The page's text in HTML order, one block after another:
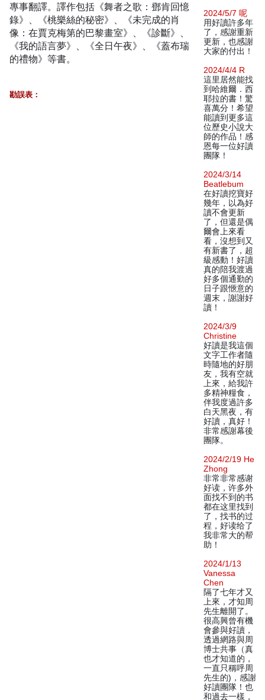
專事翻譯。譯作包括《舞者之歌：鄧肯回憶
錄》、《桃樂絲的秘密》、《未完成的肖
像：在賈克梅第的巴黎畫室》、《診斷》、
《我的語言夢》、《全日午夜》、《蓋布瑞
的禮物》等書。
勘誤表：
2024/5/7 呢
用好讀許多年
了，感謝重新
更新，也感謝
大家的付出！
2024/4/4 R
這里居然能找
到哈維爾．西
耶拉的書！驚
喜萬分！希望
能讀到更多這
位歷史小說大
師的作品！感
恩每一位好讀
團隊！
2024/3/14
Beatlebum
在好讀挖寶好
幾年，以為好
讀不會更新
了，但還是偶
爾會上來看
看，沒想到又
有新書了，超
級感動！好讀
真的陪我渡過
好多個通勤的
日子跟愜意的
週末，謝謝好
讀！
2024/3/9
Christine
好讀是我這個
文字工作者隨
時隨地的好朋
友，我有空就
上來，給我許
多精神糧食，
伴我度過許多
白天黑夜，有
好讀，真好！
非常感謝幕後
團隊。
2024/2/19 He
Zhong
非常非常感谢
好读，许多外
面找不到的书
都在这里找到
了，找书的过
程，好读给了
我非常大的帮
助！
2024/1/13
Vanessa
Chen
隔了七年才又
上來，才知周
先生離開了。
很高興曾有機
會參與好讀，
透過網路與周
博士共事（真
也才知道的，
一直只稱呼周
先生的)，感謝
好讀團隊！也
和過去一樣，